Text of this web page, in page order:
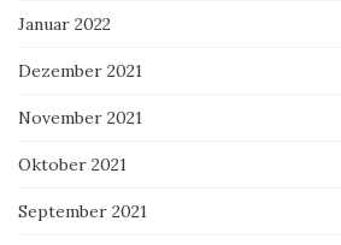
Januar 2022
Dezember 2021
November 2021
Oktober 2021
September 2021